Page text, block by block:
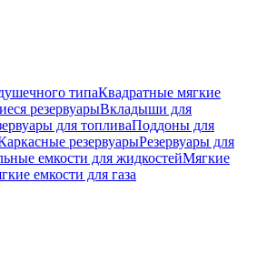
типаКвадратные мягкие
резервуарыВкладыши для
для топливаПоддоны для
резервуарыРезервуары для
емкости для жидкостейМягкие
емкости для газа